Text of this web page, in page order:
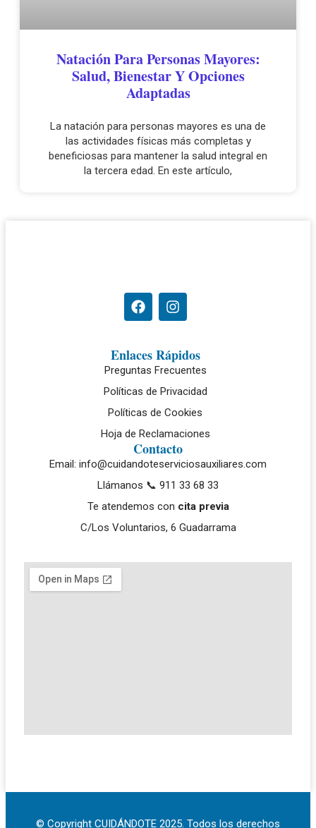
Natación Para Personas Mayores:
Salud, Bienestar Y Opciones
Adaptadas
La natación para personas mayores es una de
las actividades físicas más completas y
beneficiosas para mantener la salud integral en
la tercera edad. En este artículo,
Enlaces Rápidos
Preguntas Frecuentes
Políticas de Privacidad
Políticas de Cookies
Hoja de Reclamaciones
Contacto
Email: info@cuidandoteserviciosauxiliares.com
Llámanos 📞 911 33 68 33
Te atendemos con cita previa
C/Los Voluntarios, 6 Guadarrama
© Copyright CUIDÁNDOTE 2025. Todos los derechos